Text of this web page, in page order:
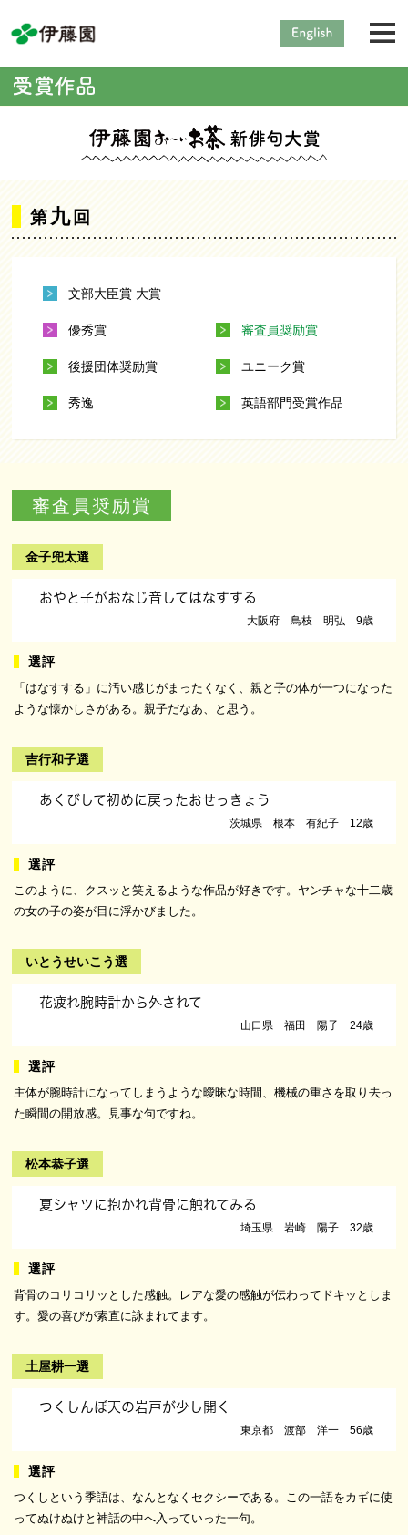
第九 回
文部大臣賞 大賞
優秀賞 審査員奨励賞
後援団体奨励賞 ユニーク賞
秀逸 英語部門受賞作品
審査員奨励賞
金子兜太選
おやと子がおなじ音してはなすする
大阪府 鳥枝 明弘 9歳
「はなすする」に汚い感じがまったくなく、親と子の体が一つになった
ような懐かしさがある。親子だなあ、と思う。
吉行和子選
あくびして初めに戻ったおせっきょう
茨城県 根本 有紀子 12歳
このように、クスッと笑えるような作品が好きです。ヤンチャな十二歳
の女の子の姿が目に浮かびました。
いとうせいこう選
花疲れ腕時計から外されて
山口県 福田 陽子 24歳
主体が腕時計になってしまうような曖昧な時間、機械の重さを取り去っ
た瞬間の開放感。見事な句ですね。
松本恭子選
夏シャツに抱かれ背骨に触れてみる
埼玉県 岩崎 陽子 32歳
背骨のコリコリッとした感触。レアな愛の感触が伝わってドキッとしま
す。愛の喜びが素直に詠まれてます。
土屋耕一選
つくしんぼ天の岩戸が少し開く
東京都 渡部 洋一 56歳
つくしという季語は、なんとなくセクシーである。この一語をカギに使
ってぬけぬけと神話の中へ入っていった一句。